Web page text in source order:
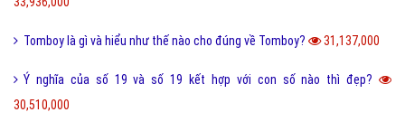
Tomboy là gì và hiểu như thế nào cho đúng về Tomboy? 31,137,000
Ý nghĩa của số 19 và số 19 kết hợp với con số nào thì đẹp?
30,510,000